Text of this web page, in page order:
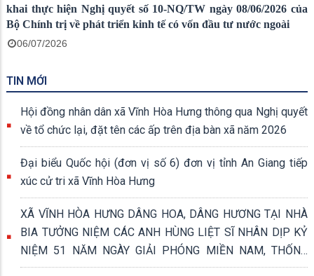
khai thực hiện Nghị quyết số 10-NQ/TW ngày 08/06/2026 của
Bộ Chính trị về phát triển kinh tế có vốn đầu tư nước ngoài
06/07/2026
TIN MỚI
Hội đồng nhân dân xã Vĩnh Hòa Hưng thông qua Nghị quyết
về tổ chức lại, đặt tên các ấp trên địa bàn xã năm 2026
Đại biểu Quốc hội (đơn vị số 6) đơn vị tỉnh An Giang tiếp
xúc cử tri xã Vĩnh Hòa Hưng
XÃ VĨNH HÒA HƯNG DÂNG HOA, DÂNG HƯƠNG TẠI NHÀ
BIA TƯỞNG NIỆM CÁC ANH HÙNG LIỆT SĨ NHÂN DỊP KỶ
NIỆM 51 NĂM NGÀY GIẢI PHÓNG MIỀN NAM, THỐNG
NHẤT ĐẤT NƯỚC (30/4/1975 - 30/4/2026)